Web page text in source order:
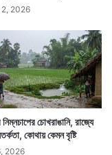
2026
চোখরাঙানি, রাজ্যে
কোথায় কেমন বৃষ্টি
2026